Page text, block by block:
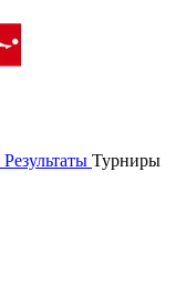
Результаты Турниры